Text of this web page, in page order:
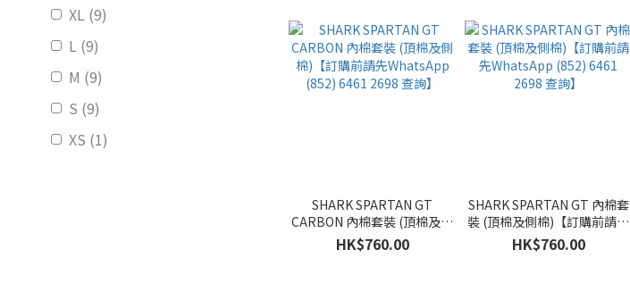
XL (9)
L (9)
M (9)
S (9)
XS (1)
SHARK SPARTAN GT
CARBON 內棉套裝 (頂棉及側
棉)【訂購前請先WhatsApp
(852) 6461 2698 查詢】
HK$760.00
SHARK SPARTAN GT 內棉套
裝 (頂棉及側棉)【訂購前請先
WhatsApp (852) 6461 2698
查詢】
HK$760.00